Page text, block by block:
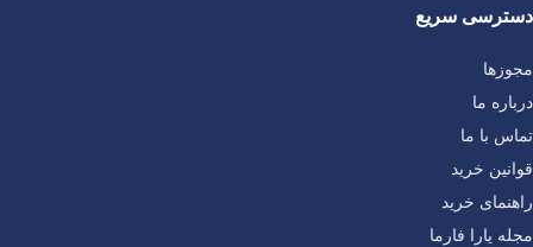
دسترسی سریع
مجوزها
درباره ما
تماس با ما
قوانین خرید
راهنمای خرید
مجله یارا فارما